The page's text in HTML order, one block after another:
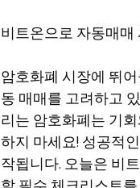
비트온으로 자동매
암호화폐 시장에 뛰
동 매매를 고려하고
리는 암호화폐는 기
하지 마세요! 성공적
작됩니다. 오늘은 비